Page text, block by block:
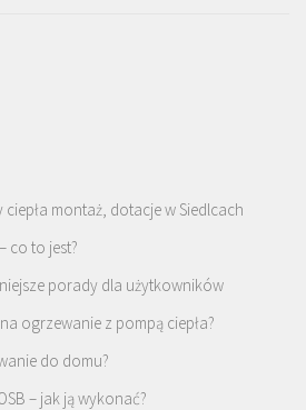
montaż, dotacje w Siedlcach
co to jest?
porady dla użytkowników
ogrzewanie z pompą ciepła?
do domu?
– jak ją wykonać?